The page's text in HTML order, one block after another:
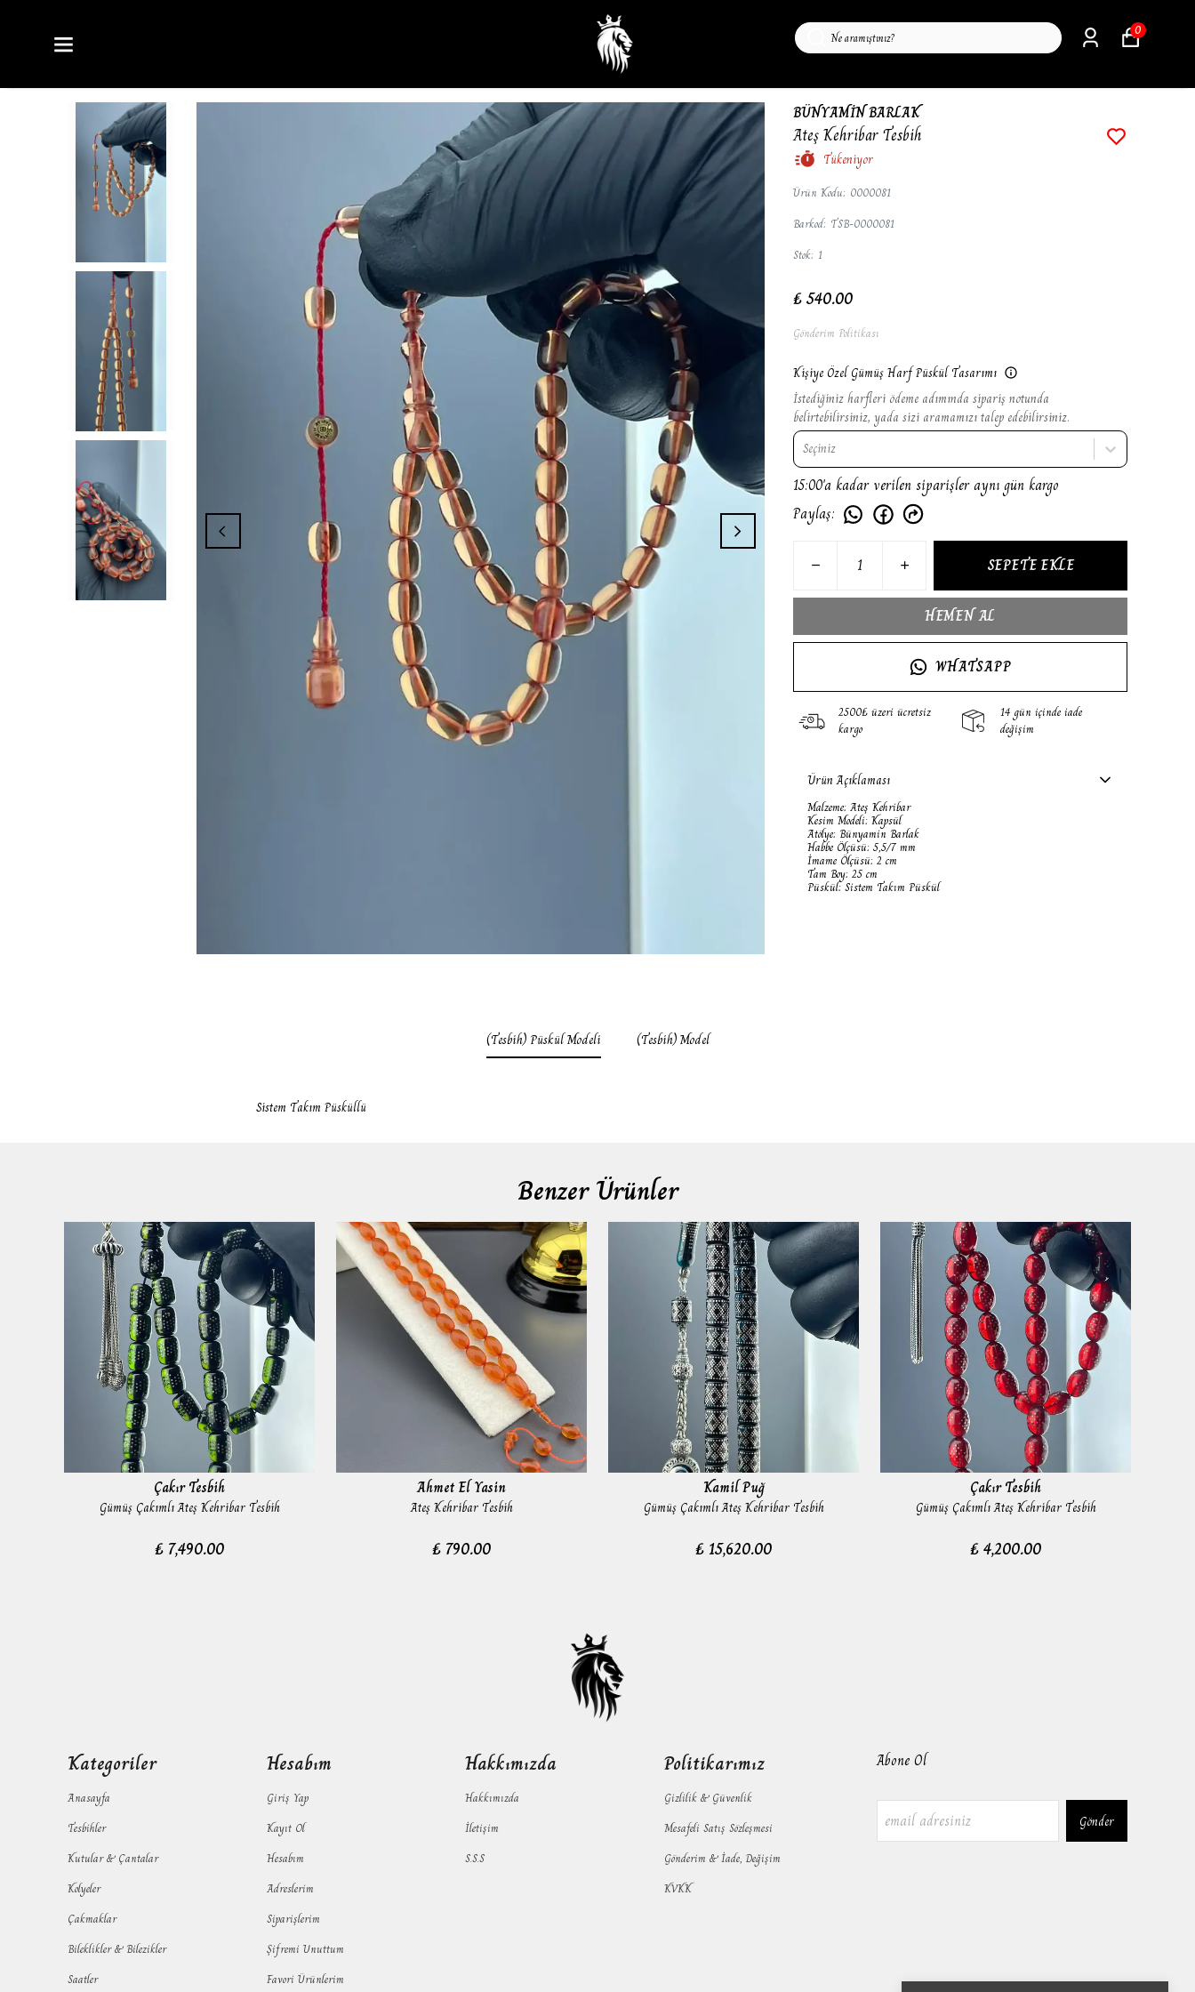
0
BÜNYAMİN BARLAK
Ateş Kehribar Tesbih
Tükeniyor
Ürün Kodu: 0000081
Barkod: TSB-0000081
Stok: 1
₺ 540.00
Gönderim Politikası
Kişiye Özel Gümüş Harf Püskül Tasarımı
İstediğiniz harfleri ödeme adımında sipariş notunda
belirtebilirsiniz, yada sizi aramamızı talep edebilirsiniz.
Seçiniz
15:00'a kadar verilen siparişler aynı gün kargo
Paylaş:
SEPETE EKLE
HEMEN AL
WHATSAPP
2500₺ üzeri ücretsiz
kargo
14 gün içinde iade
değişim
Ürün Açıklaması
Malzeme: Ateş Kehribar
Kesim Modeli: Kapsül
Atölye: Bünyamin Barlak
Habbe Ölçüsü: 5,5/7 mm
İmame Ölçüsü: 2 cm
Tam Boy: 25 cm
Püskül: Sistem Takım Püskül
(Tesbih) Püskül Modeli (Tesbih) Model
Sistem Takım Püsküllü
Benzer Ürünler
Çakır Tesbih
Gümüş Çakımlı Ateş Kehribar Tesbih
₺ 7,490.00
Ahmet El Yasin
Ateş Kehribar Tesbih
₺ 790.00
Kamil Puğ
Gümüş Çakımlı Ateş Kehribar Tesbih
₺ 15,620.00
Çakır Tesbih
Gümüş Çakımlı Ateş Kehribar Tesbih
₺ 4,200.00
Kategoriler
Anasayfa
Tesbihler
Kutular & Çantalar
Kolyeler
Çakmaklar
Bileklikler & Bilezikler
Saatler
Hesabım
Giriş Yap
Kayıt Ol
Hesabım
Adreslerim
Siparişlerim
Şifremi Unuttum
Favori Ürünlerim
Hakkımızda
Hakkımızda
İletişim
S.S.S
Politikarımız
Gizlilik & Güvenlik
Mesafeli Satış Sözleşmesi
Gönderim & İade, Değişim
KVKK
Abone Ol
Gönder